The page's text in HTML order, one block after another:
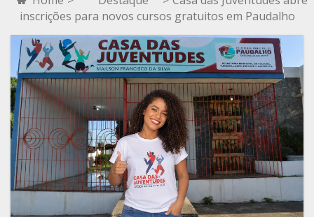
inscrições para novos cursos gratuitos em Paudalho